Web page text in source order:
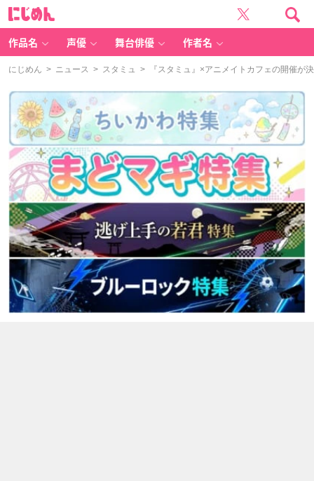
作品名 声優 舞台俳優 作者名
にじめん > ニュース > スタミュ > 『スタミュ』×アニメイトカフェの開催が